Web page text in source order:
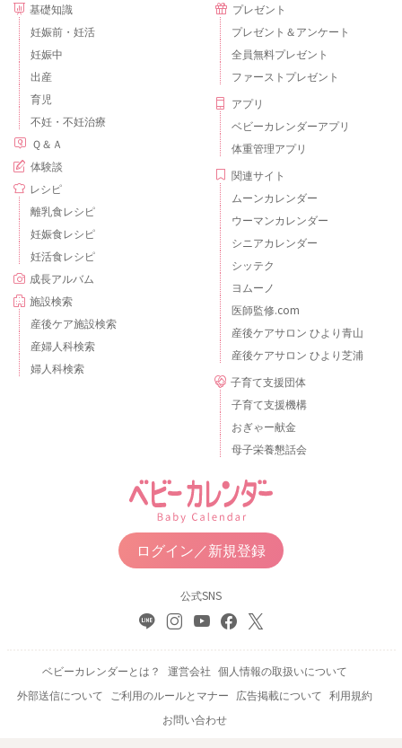
基礎知識
妊娠前・妊活
妊娠中
出産
育児
不妊・不妊治療
Ｑ＆Ａ
体験談
レシピ
離乳食レシピ
妊娠食レシピ
妊活食レシピ
成長アルバム
施設検索
産後ケア施設検索
産婦人科検索
婦人科検索
プレゼント
プレゼント＆アンケート
全員無料プレゼント
ファーストプレゼント
アプリ
ベビーカレンダーアプリ
体重管理アプリ
関連サイト
ムーンカレンダー
ウーマンカレンダー
シニアカレンダー
シッテク
ヨムーノ
医師監修.com
産後ケアサロン ひより青山
産後ケアサロン ひより芝浦
子育て支援団体
子育て支援機構
おぎゃー献金
母子栄養懇話会
ログイン／新規登録
公式SNS
ベビーカレンダーとは？ 運営会社 個人情報の取扱いについて
外部送信について
ご利用のルールとマナー 広告掲載について 利用規約
お問い合わせ